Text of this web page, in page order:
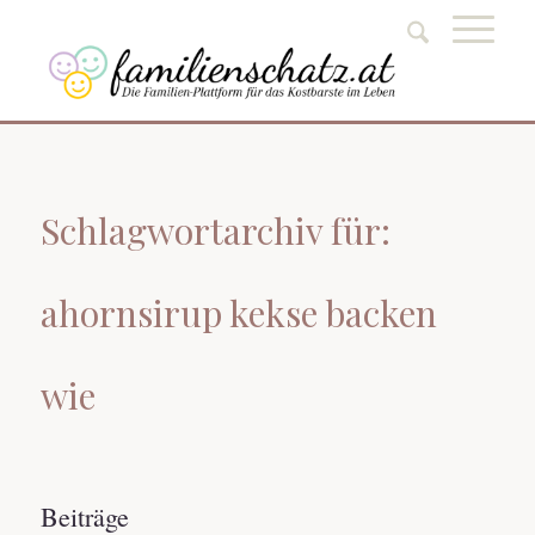
Schlagwortarchiv für:
ahornsirup kekse backen
wie
Beiträge